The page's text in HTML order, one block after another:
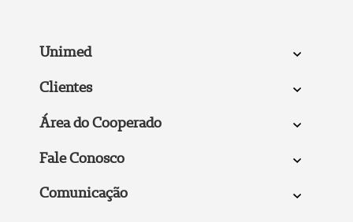
Unimed
Clientes
Área do Cooperado
Fale Conosco
Comunicação